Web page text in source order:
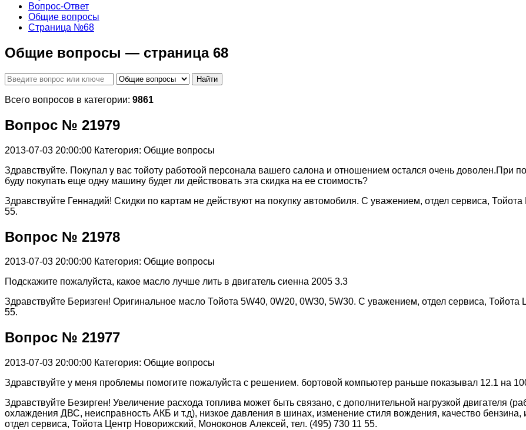
Вопрос-Ответ
Общие вопросы
Страница №68
Общие вопросы — страница 68
Найти
Всего вопросов в категории: 9861
Вопрос № 21979
2013-07-03 20:00:00 Категория: Общие вопросы
Здравствуйте. Покупал у вас тойоту работоой персонала вашего салона и отношением остался очень доволен.При
буду покупать еще одну машину будет ли действовать эта скидка на ее стоимость?
Здравствуйте Геннадий! Скидки по картам не действуют на покупку автомобиля. С уважением, отдел сервиса,
55.
Вопрос № 21978
2013-07-03 20:00:00 Категория: Общие вопросы
Подскажите пожалуйста, какое масло лучше лить в двигатель сиенна 2005 3.3
Здравствуйте Беризген! Оригинальное масло Тойота 5W40, 0W20, 0W30, 5W30. С уважением, отдел сервиса,
55.
Вопрос № 21977
2013-07-03 20:00:00 Категория: Общие вопросы
Здравствуйте у меня проблемы помогите пожалуйста с решением. бортовой компьютер раньше показывал 12.1 на
Здравствуйте Безирген! Увеличение расхода топлива может быть связано, с дополнительной нагрузкой двигателя
охлаждения ДВС, неисправность АКБ и т.д), низкое давления в шинах, изменение стиля вождения, качество
отдел сервиса, Тойота Центр Новорижский, Моноконов Алексей, тел. (495) 730 11 55.